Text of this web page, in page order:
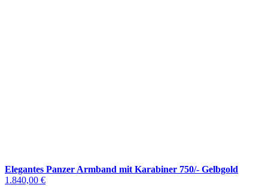
Elegantes Panzer Armband mit Karabiner 750/- Gelbgold
1.840,00 €